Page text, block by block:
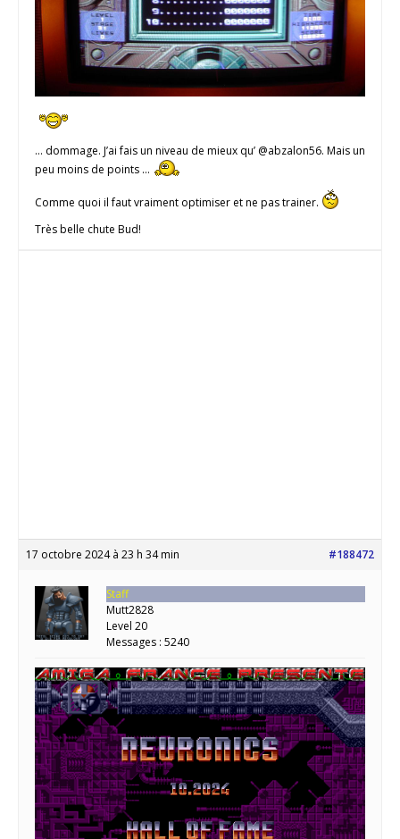
… dommage. J’ai fais un niveau de mieux qu’ @abzalon56. Mais un
peu moins de points …
Comme quoi il faut vraiment optimiser et ne pas trainer.
Très belle chute Bud!
17 octobre 2024 à 23 h 34 min #188472
Staff
Mutt2828
Level 20
Messages : 5240